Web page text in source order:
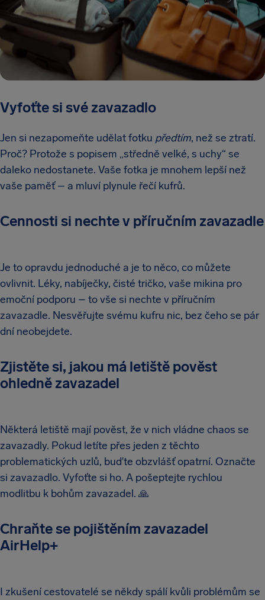
Vyfoťte si své zavazadlo
Jen si nezapomeňte udělat fotku předtím, než se ztratí.
Proč? Protože s popisem „středně velké, s uchy“ se
daleko nedostanete. Vaše fotka je mnohem lepší než
vaše paměť – a mluví plynule řečí kufrů.
Cennosti si nechte v příručním zavazadle
Je to opravdu jednoduché a je to něco, co můžete
ovlivnit. Léky, nabíječky, čisté tričko, vaše mikina pro
emoční podporu – to vše si nechte v příručním
zavazadle. Nesvěřujte svému kufru nic, bez čeho se pár
dní neobejdete.
Zjistěte si, jakou má letiště pověst
ohledně zavazadel
Některá letiště mají pověst, že v nich vládne chaos se
zavazadly. Pokud letíte přes jeden z těchto
problematických uzlů, buďte obzvlášť opatrní. Označte
si zavazadlo. Vyfoťte si ho. A pošeptejte rychlou
modlitbu k bohům zavazadel. 🙏
Chraňte se pojištěním zavazadel
AirHelp+
I zkušení cestovatelé se někdy spálí kvůli problémům se